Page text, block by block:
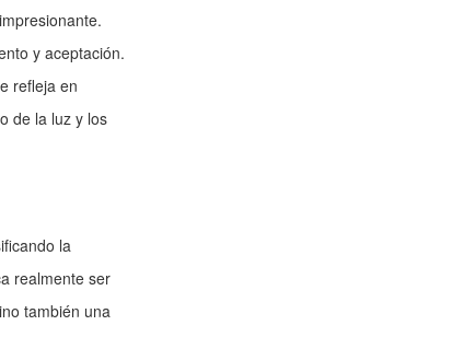
y aceptación.
refleja en
de la luz y los
la
realmente ser
también una